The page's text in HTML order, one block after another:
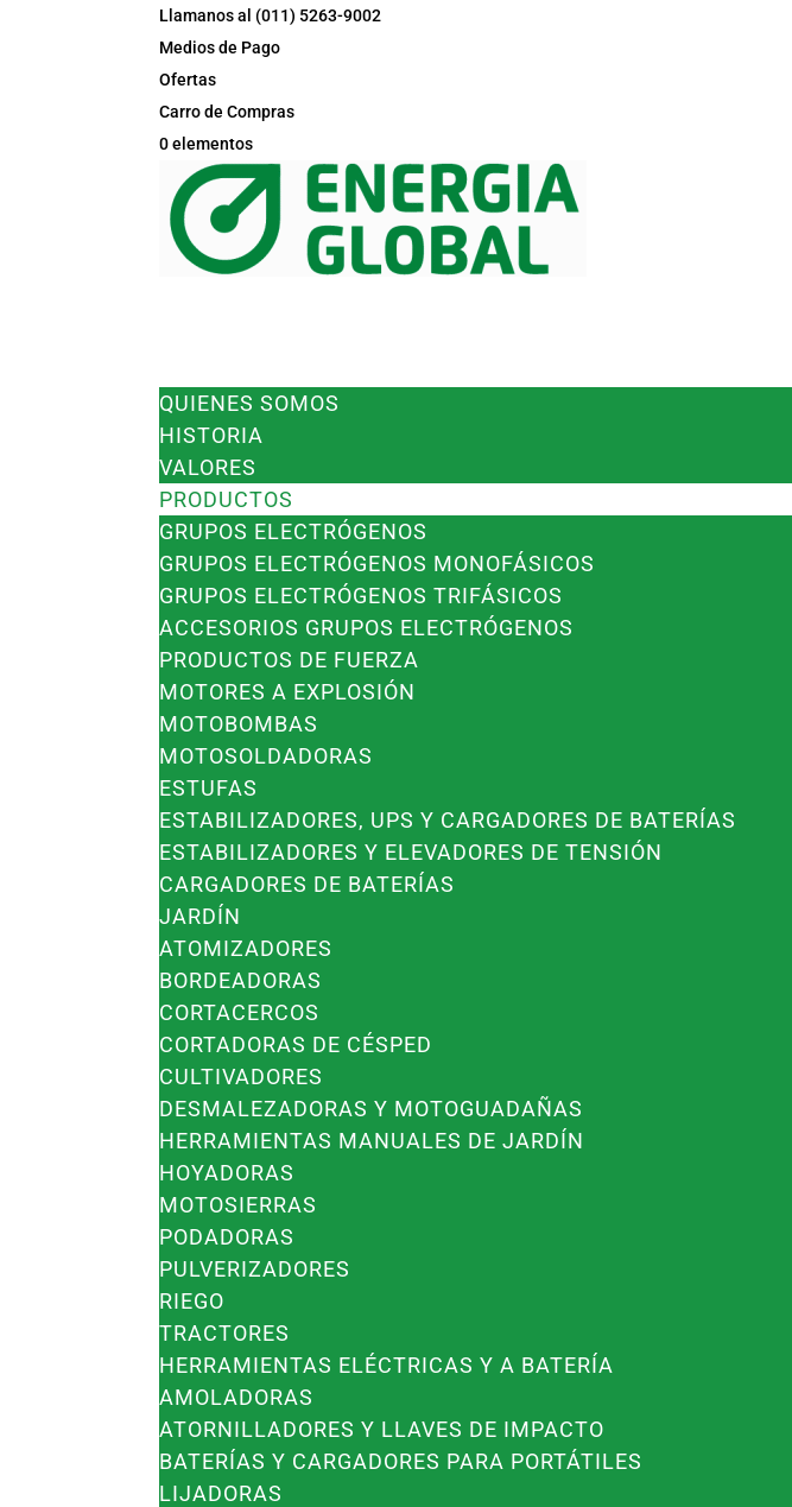
Llamanos al (011) 5263-9002
Medios de Pago
Ofertas
Carro de Compras
0 elementos
QUIENES SOMOS
HISTORIA
VALORES
PRODUCTOS
GRUPOS ELECTRÓGENOS
GRUPOS ELECTRÓGENOS MONOFÁSICOS
GRUPOS ELECTRÓGENOS TRIFÁSICOS
ACCESORIOS GRUPOS ELECTRÓGENOS
PRODUCTOS DE FUERZA
MOTORES A EXPLOSIÓN
MOTOBOMBAS
MOTOSOLDADORAS
ESTUFAS
ESTABILIZADORES, UPS Y CARGADORES DE BATERÍAS
ESTABILIZADORES Y ELEVADORES DE TENSIÓN
CARGADORES DE BATERÍAS
JARDÍN
ATOMIZADORES
BORDEADORAS
CORTACERCOS
CORTADORAS DE CÉSPED
CULTIVADORES
DESMALEZADORAS Y MOTOGUADAÑAS
HERRAMIENTAS MANUALES DE JARDÍN
HOYADORAS
MOTOSIERRAS
PODADORAS
PULVERIZADORES
RIEGO
TRACTORES
HERRAMIENTAS ELÉCTRICAS Y A BATERÍA
AMOLADORAS
ATORNILLADORES Y LLAVES DE IMPACTO
BATERÍAS Y CARGADORES PARA PORTÁTILES
LIJADORAS